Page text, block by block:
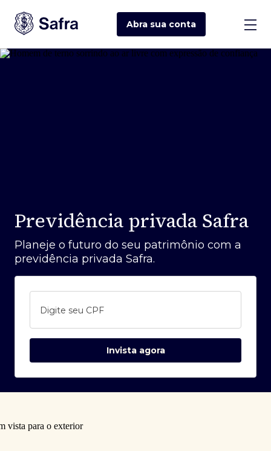
Abra sua conta
Previdência privada Safra
Planeje o futuro do seu patrimônio com a
previdência privada Safra.
Digite seu CPF
Invista agora